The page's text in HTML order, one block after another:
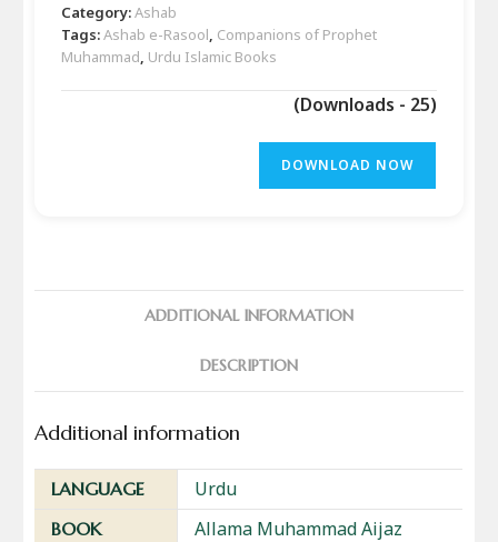
Category:Ashab
Tags:Ashab e-Rasool, Companions of Prophet
Muhammad, Urdu Islamic Books
(Downloads - 25)
DOWNLOAD NOW
ADDITIONAL INFORMATION
DESCRIPTION
Additional information
LANGUAGE Urdu
BOOK
Allama Muhammad Aijaz